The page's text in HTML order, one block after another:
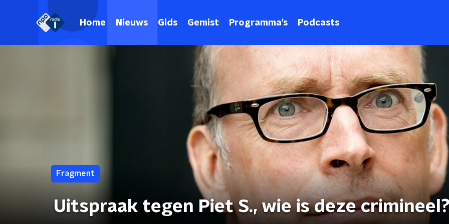
Home Nieuws Gids Gemist Programma's Podcasts
Fragment
Uitspraak tegen Piet S., wie is deze